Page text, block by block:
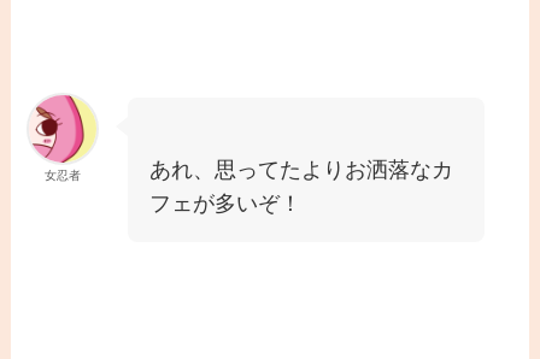
女忍者
あれ、思ってたよりお洒落なカ
フェが多いぞ！